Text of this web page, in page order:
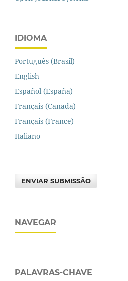
IDIOMA
Português (Brasil)
English
Español (España)
Français (Canada)
Français (France)
Italiano
ENVIAR SUBMISSÃO
NAVEGAR
PALAVRAS-CHAVE